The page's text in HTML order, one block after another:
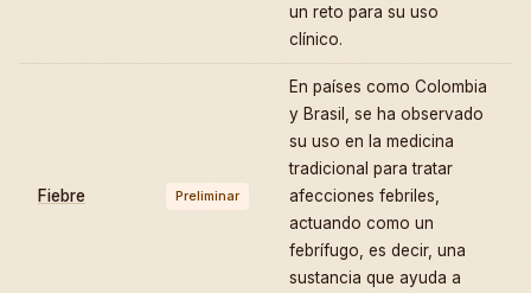
un reto para su uso
clínico.
Fiebre Preliminar
En países como Colombia
y Brasil, se ha observado
su uso en la medicina
tradicional para tratar
afecciones febriles,
actuando como un
febrífugo, es decir, una
sustancia que ayuda a